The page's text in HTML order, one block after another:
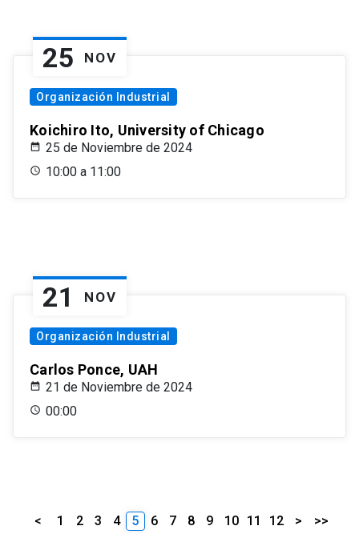
25 NOV
Organización Industrial
Koichiro Ito, University of Chicago
25 de Noviembre de 2024
10:00 a 11:00
21 NOV
Organización Industrial
Carlos Ponce, UAH
21 de Noviembre de 2024
00:00
< 1 2 3 4 5 6 7 8 9 10 11 12 > >>